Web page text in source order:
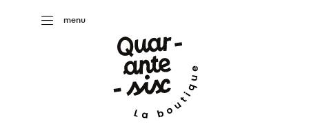
menu